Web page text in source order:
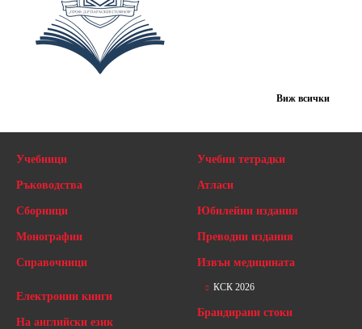
Виж всички
Учебници
Ръководства
Сборници
Монографии
Справочници
Учебни тетрадки
Атласи
Юбилейни издания
Преводни издания
Извън медицината
Електронни книги
На английски език
КСК 2026
Брандирани стоки